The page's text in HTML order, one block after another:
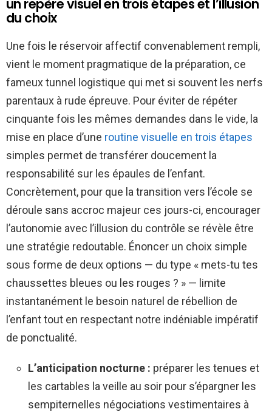
un repère visuel en trois étapes et l’illusion
du choix
Une fois le réservoir affectif convenablement rempli,
vient le moment pragmatique de la préparation, ce
fameux tunnel logistique qui met si souvent les nerfs
parentaux à rude épreuve. Pour éviter de répéter
cinquante fois les mêmes demandes dans le vide, la
mise en place d’une routine visuelle en trois étapes
simples permet de transférer doucement la
responsabilité sur les épaules de l’enfant.
Concrètement, pour que la transition vers l’école se
déroule sans accroc majeur ces jours-ci, encourager
l’autonomie avec l’illusion du contrôle se révèle être
une stratégie redoutable. Énoncer un choix simple
sous forme de deux options — du type « mets-tu tes
chaussettes bleues ou les rouges ? » — limite
instantanément le besoin naturel de rébellion de
l’enfant tout en respectant notre indéniable impératif
de ponctualité.
L’anticipation nocturne : préparer les tenues et
les cartables la veille au soir pour s’épargner les
sempiternelles négociations vestimentaires à